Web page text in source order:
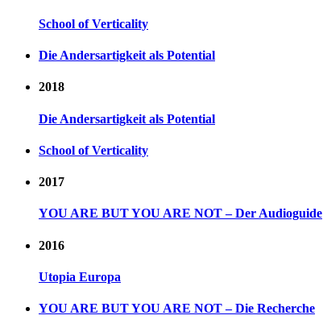
School of Verticality
Die Andersartigkeit als Potential
2018
Die Andersartigkeit als Potential
School of Verticality
2017
YOU ARE BUT YOU ARE NOT – Der Audioguide
2016
Utopia Europa
YOU ARE BUT YOU ARE NOT – Die Recherche